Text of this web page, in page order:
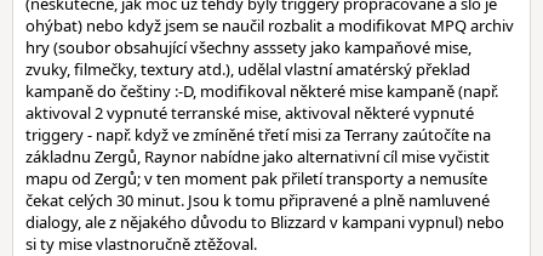
ohýbat) nebo když jsem se naučil rozbalit a modifikovat MPQ archiv
hry (soubor obsahující všechny asssety jako kampaňové mise,
zvuky, filmečky, textury atd.), udělal vlastní amatérský překlad
kampaně do češtiny :-D, modifikoval některé mise kampaně (např.
aktivoval 2 vypnuté terranské mise, aktivoval některé vypnuté
triggery - např. když ve zmíněné třetí misi za Terrany zaútočíte na
základnu Zergů, Raynor nabídne jako alternativní cíl mise vyčistit
mapu od Zergů; v ten moment pak přiletí transporty a nemusíte
čekat celých 30 minut. Jsou k tomu připravené a plně namluvené
dialogy, ale z nějakého důvodu to Blizzard v kampani vypnul) nebo
si ty mise vlastnoručně ztěžoval.